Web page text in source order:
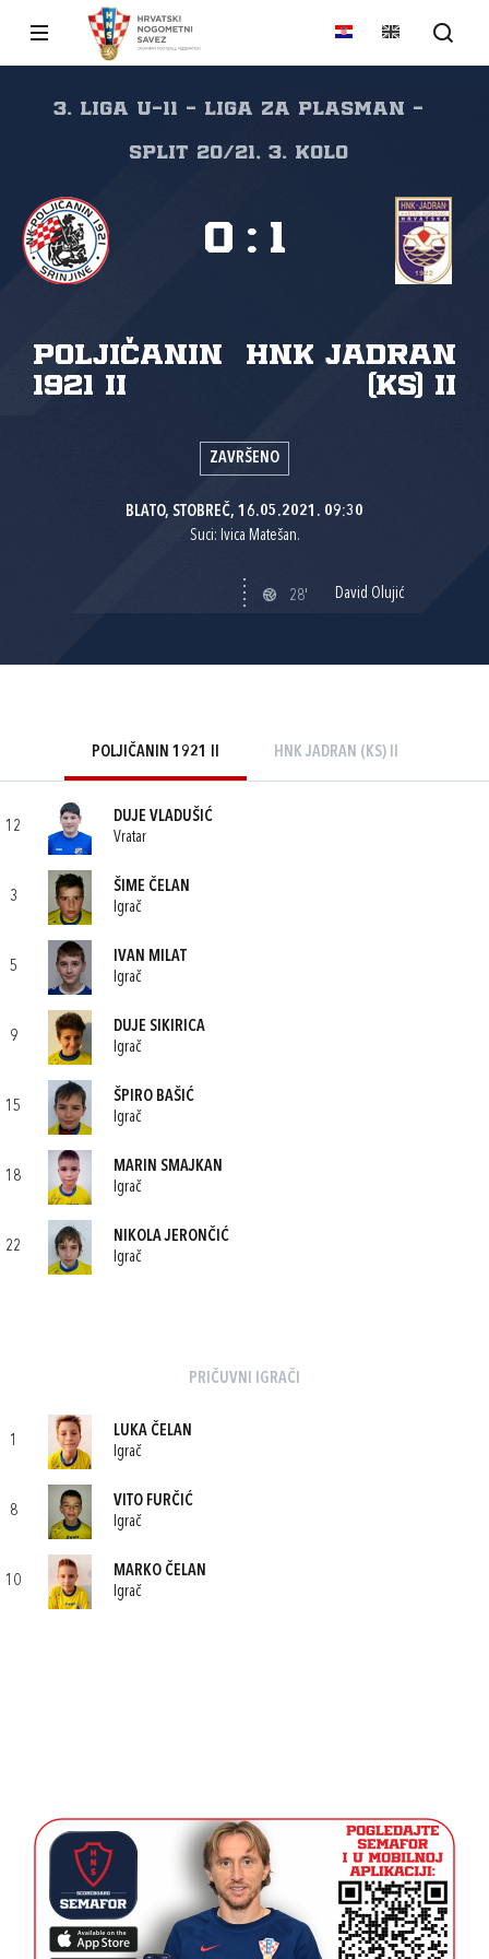
3. liga U-11 - liga za plasman -
Split 20/21, 3. kolo
Poljičanin
1921 II
HNK Jadran
(KS) II
0 : 1
ZAVRŠENO
BLATO, STOBREČ, 16.05.2021. 09:30
Suci: Ivica Matešan.
28' David Olujić
POLJIČANIN 1921 II HNK JADRAN (KS) II
12
DUJE VLADUŠIĆ
Vratar
3
ŠIME ČELAN
Igrač
5
IVAN MILAT
Igrač
9
DUJE SIKIRICA
Igrač
15
ŠPIRO BAŠIĆ
Igrač
18
MARIN SMAJKAN
Igrač
22
NIKOLA JERONČIĆ
Igrač
PRIČUVNI IGRAČI
1
LUKA ČELAN
Igrač
8
VITO FURČIĆ
Igrač
10
MARKO ČELAN
Igrač